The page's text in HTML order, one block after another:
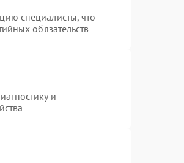
специалисты, что
обязательств
и